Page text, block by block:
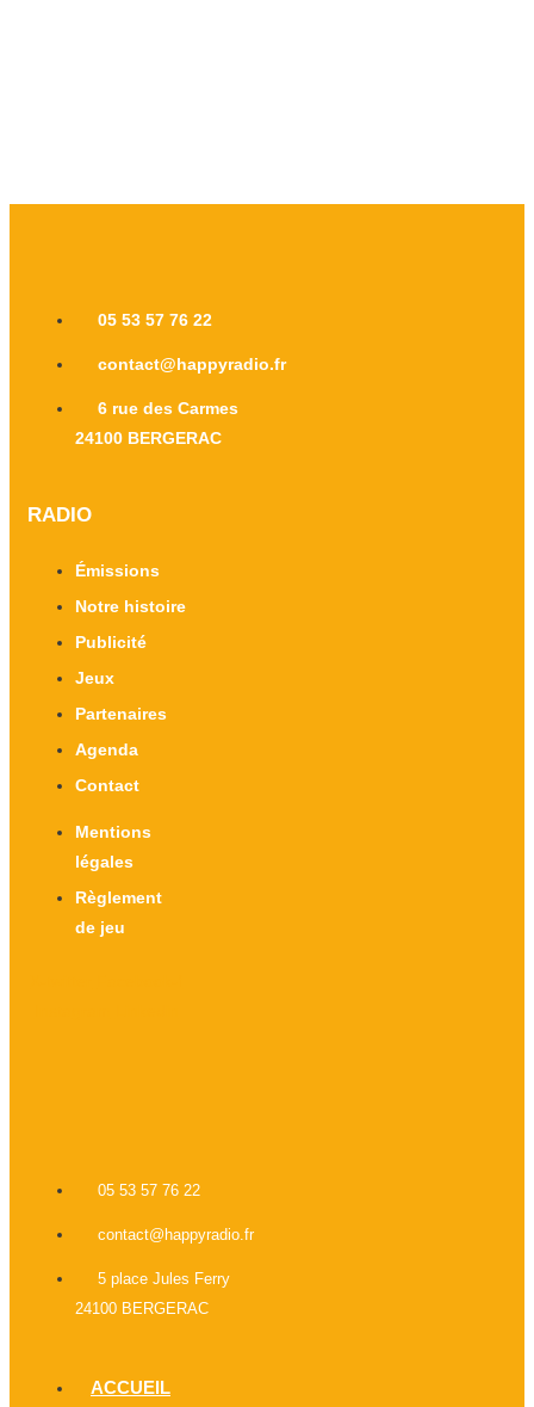
05 53 57 76 22
contact@happyradio.fr
6 rue des Carmes
24100 BERGERAC
RADIO
Émissions
Notre histoire
Publicité
Jeux
Partenaires
Agenda
Contact
Mentions
légales
Règlement
de jeu
05 53 57 76 22
contact@happyradio.fr
5 place Jules Ferry
24100 BERGERAC
ACCUEIL